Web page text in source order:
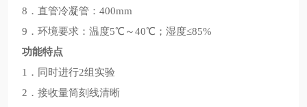
8．直管冷凝管：400mm
9．环境要求：温度5℃～40℃；湿度≤85%
功能特点
1．同时进行2组实验
2．接收量筒刻线清晰